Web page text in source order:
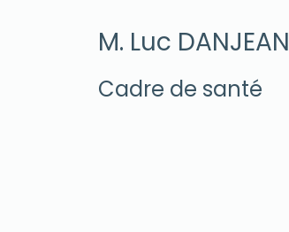
M. Luc DANJEAN
Cadre de santé